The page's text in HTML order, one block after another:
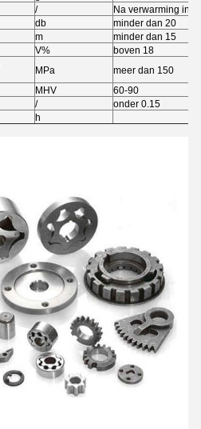
/
Na verwarming in
db
minder dan 20
m
minder dan 15
V%
boven 18
MPa meer dan 150
MHV 60-90
/ onder 0.15
h